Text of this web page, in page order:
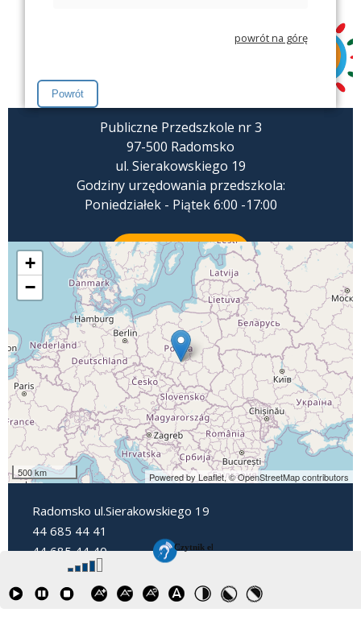
powrót na górę
Publiczne Przedszkole nr 3
97-500 Radomsko
ul. Sierakowskiego 19
Godziny urzędowania przedszkola:
Poniedziałek - Piątek 6:00 -17:00
ZADZWOŃ
+
−
500 km Powered by Leaflet,© OpenStreetMap contributors
Radomsko ul.Sierakowskiego 19
44 685 44 41
44 685 44 40
dyrektorpp3@radomsko.pl